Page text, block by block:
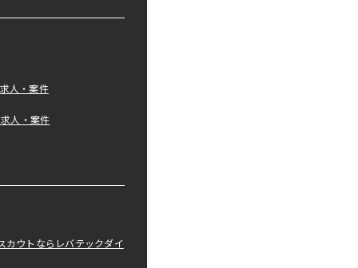
人・案件
人・案件
カウトならレバテックダイ